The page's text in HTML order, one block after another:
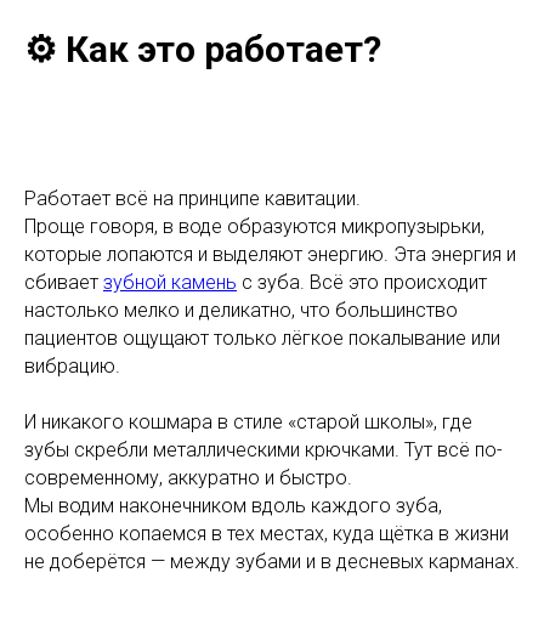
⚙️ Как это работает?
Работает всё на принципе кавитации.
Проще говоря, в воде образуются микропузырьки,
которые лопаются и выделяют энергию. Эта энергия и
сбивает зубной камень с зуба. Всё это происходит
настолько мелко и деликатно, что большинство
пациентов ощущают только лёгкое покалывание или
вибрацию.
И никакого кошмара в стиле «старой школы», где
зубы скребли металлическими крючками. Тут всё по-
современному, аккуратно и быстро.
Мы водим наконечником вдоль каждого зуба,
особенно копаемся в тех местах, куда щётка в жизни
не доберётся — между зубами и в десневых карманах.